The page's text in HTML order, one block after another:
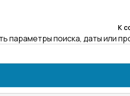
К
параметры поиска, даты или